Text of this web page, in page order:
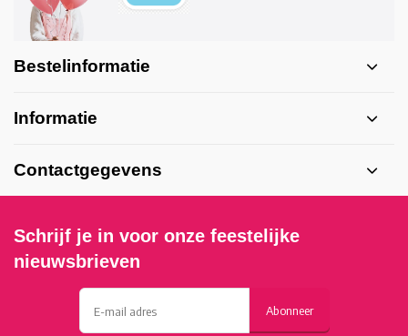
Bestelinformatie
Informatie
Contactgegevens
Schrijf je in voor onze feestelijke
nieuwsbrieven
Abonneer